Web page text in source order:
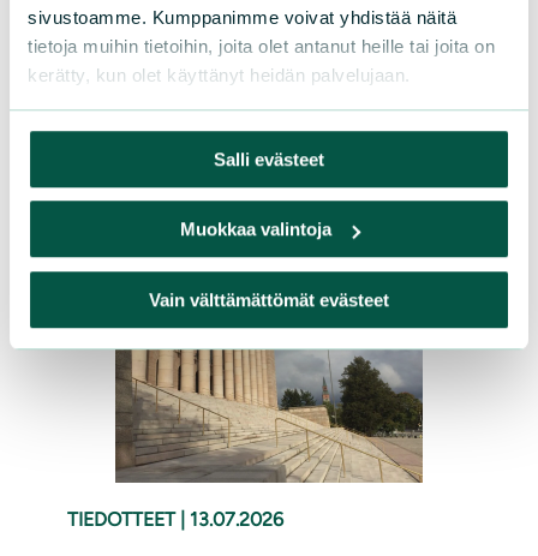
sivustoamme. Kumppanimme voivat yhdistää näitä
tietoja muihin tietoihin, joita olet antanut heille tai joita on
kerätty, kun olet käyttänyt heidän palvelujaan.
Salli evästeet
Muokkaa valintoja
Vain välttämättömät evästeet
lahjoittamalla Sarasuon
ennallistamistyöhön. Ennallistamisen
saaneet kaipaamaansa elintilaa.
Lue lisää
TIEDOTTEET 13.07.2026